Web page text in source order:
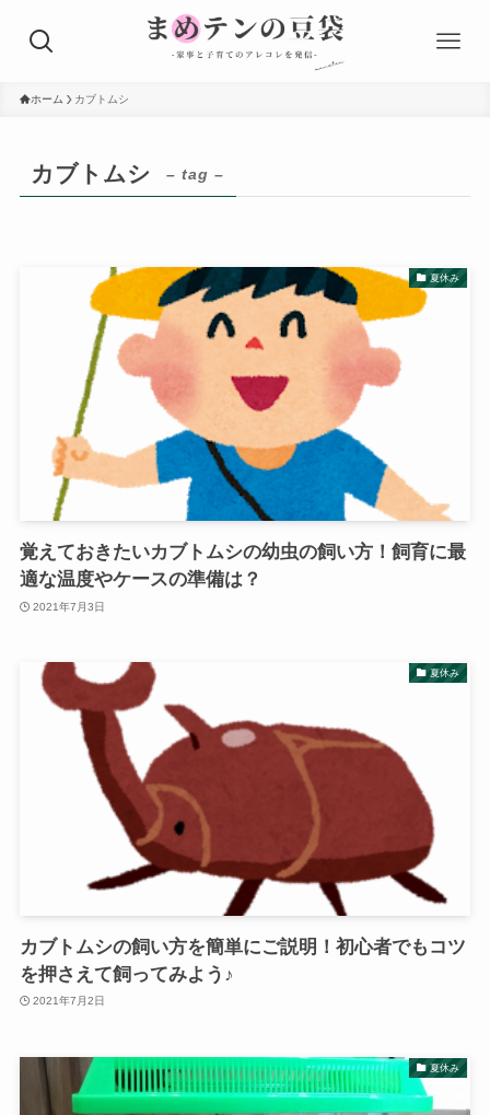
ホーム カブトムシ
カブトムシ – tag –
夏休み
覚えておきたいカブトムシの幼虫の飼い方！飼育に最
適な温度やケースの準備は？
2021年7月3日
夏休み
カブトムシの飼い方を簡単にご説明！初心者でもコツ
を押さえて飼ってみよう♪
2021年7月2日
夏休み